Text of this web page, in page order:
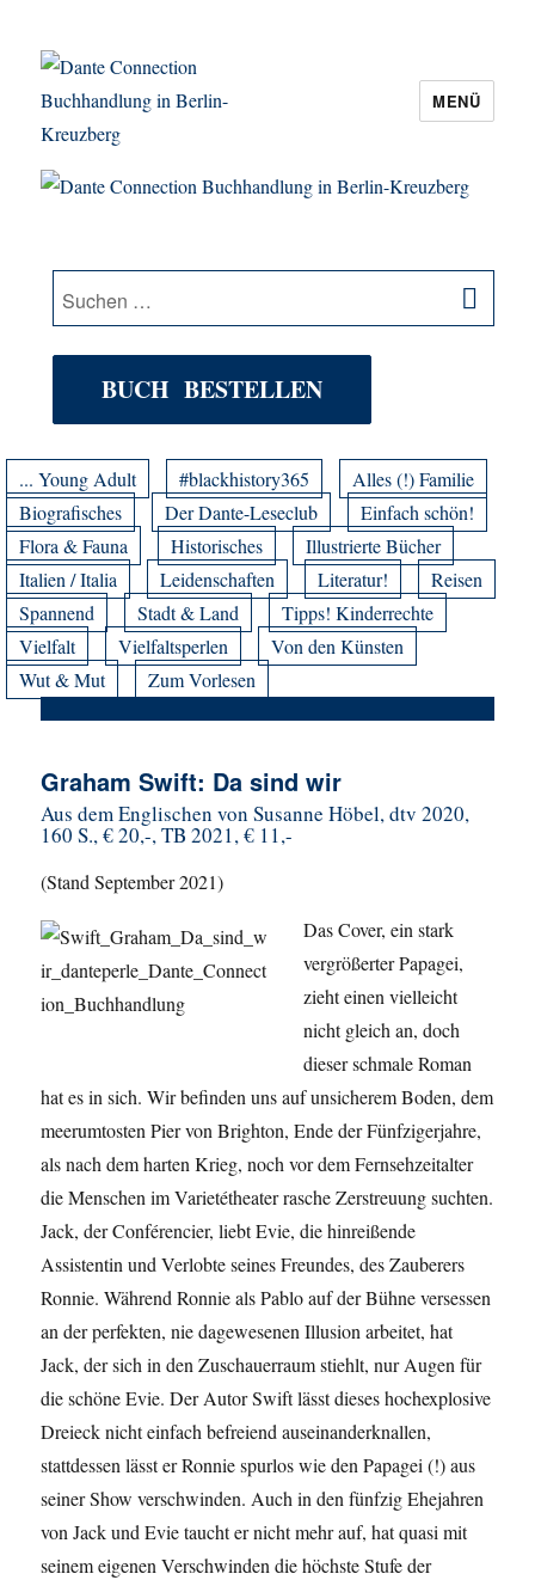
Dante Connection Buchhandlung in
MENÜ
Suche
nach:
BUCH BESTELLEN
... Young Adult #blackhistory365
Alles (!) Familie
Biografisches
Der Dante-Leseclub
Einfach schön!
Flora & Fauna
Historisches
Illustrierte Bücher
Italien / Italia
Leidenschaften Literatur!
Reisen
Spannend
Stadt & Land
Tipps! Kinderrechte
Vielfalt
Vielfaltsperlen
Von den Künsten
Wut & Mut
Zum Vorlesen
Graham Swift: Da sind wir
Aus dem Englischen von Susanne Höbel, dtv 2020,
160 S., € 20,-, TB 2021, € 11,-
(Stand September 2021)
Das Cover, ein stark
vergrößerter Papagei,
zieht einen vielleicht
nicht gleich an, doch
dieser schmale Roman
hat es in sich. Wir befinden uns auf unsicherem Boden, dem
meerumtosten Pier von Brighton, Ende der Fünfzigerjahre,
als nach dem harten Krieg, noch vor dem Fernsehzeitalter
die Menschen im Varietétheater rasche Zerstreuung suchten.
Jack, der Conférencier, liebt Evie, die hinreißende
Assistentin und Verlobte seines Freundes, des Zauberers
Ronnie. Während Ronnie als Pablo auf der Bühne versessen
an der perfekten, nie dagewesenen Illusion arbeitet, hat
Jack, der sich in den Zuschauerraum stiehlt, nur Augen für
die schöne Evie. Der Autor Swift lässt dieses hochexplosive
Dreieck nicht einfach befreiend auseinanderknallen,
stattdessen lässt er Ronnie spurlos wie den Papagei (!) aus
seiner Show verschwinden. Auch in den fünfzig Ehejahren
von Jack und Evie taucht er nicht mehr auf, hat quasi mit
seinem eigenen Verschwinden die höchste Stufe der